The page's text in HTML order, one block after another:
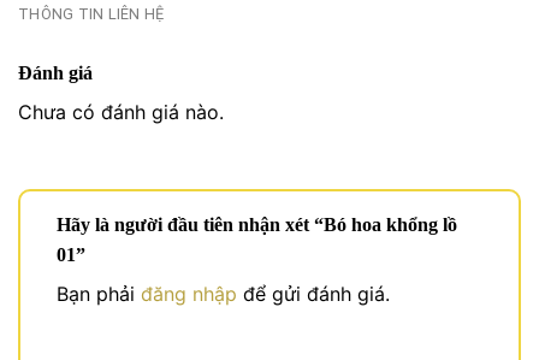
THÔNG TIN LIÊN HỆ
Đánh giá
Chưa có đánh giá nào.
Hãy là người đầu tiên nhận xét “Bó hoa khổng lồ
01”
Bạn phải đăng nhập để gửi đánh giá.